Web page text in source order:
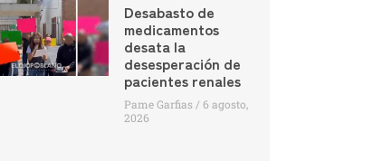
Desabasto de
medicamentos
desata la
desesperación de
pacientes renales
Pame Garfias
6 agosto,
2026